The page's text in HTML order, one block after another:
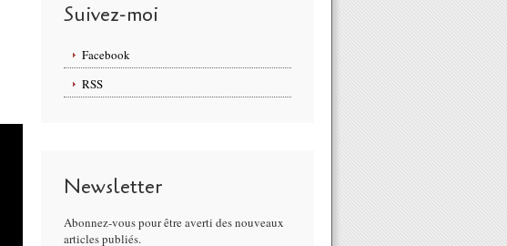
Suivez-moi
Facebook
RSS
Newsletter
Abonnez-vous pour être averti des nouveaux
articles publiés.